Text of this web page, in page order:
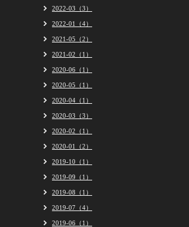
2022-03（3）
2022-01（4）
2021-05（2）
2021-02（1）
2020-06（1）
2020-05（1）
2020-04（1）
2020-03（3）
2020-02（1）
2020-01（2）
2019-10（1）
2019-09（1）
2019-08（1）
2019-07（4）
2019-06（1）